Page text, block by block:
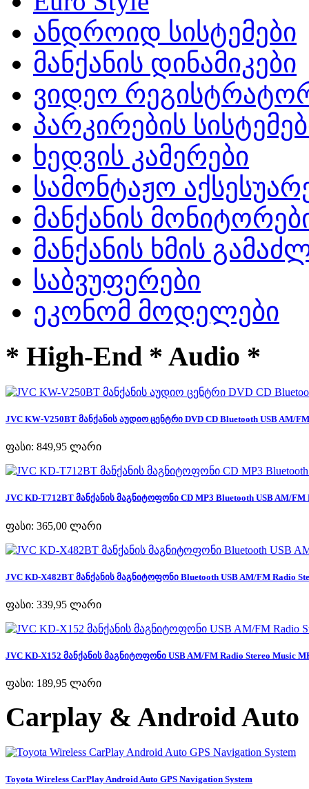
ანდროიდ სისტემები
მანქანის დინამიკები
ვიდეო
პარკირების
ხედვის კამერები
სამონტაჟო
მანქანის
მანქანის ხმის
საბვუფერები
ეკონომ მოდელები
* High-End * Audio *
JVC KW-V250BT მანქანის აუდიო ცენტრი DVD CD Bluetooth USB AM/
ფასი: 849,95 ლარი
JVC KD-T712BT მანქანის მაგნიტოფონი CD MP3 Bluetooth USB AM/FM
ფასი: 365,00 ლარი
JVC KD-X482BT მანქანის მაგნიტოფონი Bluetooth USB AM/FM Radio
ფასი: 339,95 ლარი
JVC KD-X152 მანქანის მაგნიტოფონი USB AM/FM Radio Stereo Music
ფასი: 189,95 ლარი
Carplay & Android Auto
Toyota Wireless CarPlay Android Auto GPS Navigation System